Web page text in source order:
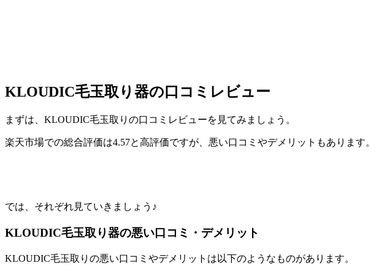
KLOUDIC毛玉取り器の口コミレビュー
まずは、KLOUDIC毛玉取りの口コミレビューを見てみましょう。
楽天市場での総合評価は4.57と高評価ですが、悪い口コミやデメリットもあります。
では、それぞれ見ていきましょう♪
KLOUDIC毛玉取り器の悪い口コミ・デメリット
KLOUDIC毛玉取りの悪い口コミやデメリットは以下のようなものがあります。